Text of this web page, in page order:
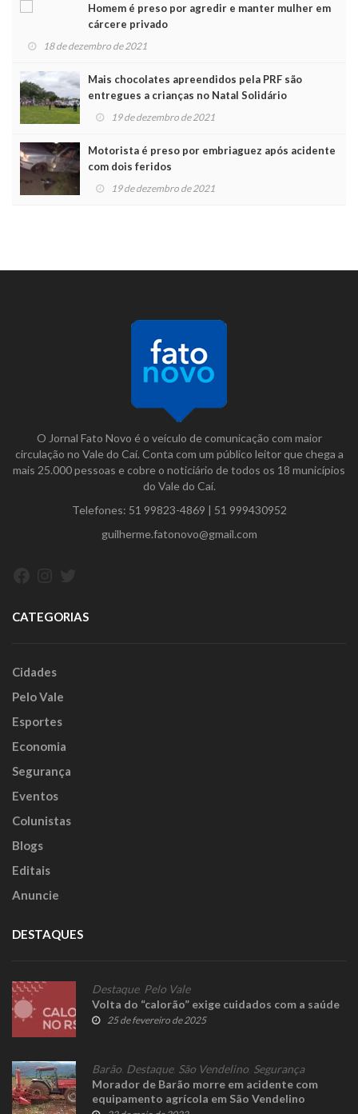
Homem é preso por agredir e manter mulher em
cárcere privado
18 de dezembro de 2021
Mais chocolates apreendidos pela PRF são
entregues a crianças no Natal Solidário
19 de dezembro de 2021
Motorista é preso por embriaguez após acidente
com dois feridos
19 de dezembro de 2021
O Jornal Fato Novo é o veículo de comunicação com maior
circulação no Vale do Caí. Conta com um público leitor que chega a
mais 25.000 pessoas e cobre o noticiário de todos os 18 municípios
do Vale do Caí.
Telefones: 51 99823-4869 | 51 999430952
guilherme.fatonovo@gmail.com
CATEGORIAS
Cidades
Pelo Vale
Esportes
Economia
Segurança
Eventos
Colunistas
Blogs
Editais
Anuncie
DESTAQUES
Destaque, Pelo Vale
Volta do “calorão” exige cuidados com a saúde
25 de fevereiro de 2025
Barão Destaque, São Vendelino Segurança
Morador de Barão morre em acidente com
equipamento agrícola em São Vendelino